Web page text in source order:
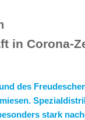
in Corona-
des
stark